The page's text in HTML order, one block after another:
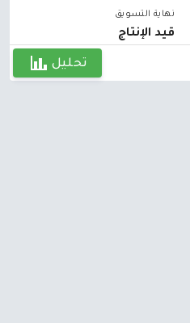
نهاية التسويق
قيد الإنتاج
تحليل